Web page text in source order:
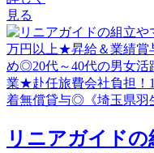
見る
リニアガイド